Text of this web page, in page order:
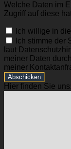
Welche Daten im
Zugriff auf diese
Ich willige in
Ich stimme der
laut
meiner Daten
meiner
Abschicken
Hier finden Sie uns: